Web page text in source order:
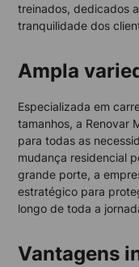
treinados, dedicados
tranquilidade dos
Ampla
Especializada em
tamanhos, a Renovar
para todas as
mudança residencial
grande porte, a
estratégico para
longo de toda a
Vantagens